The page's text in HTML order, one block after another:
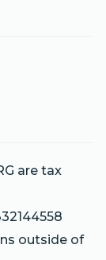
are tax
outside of